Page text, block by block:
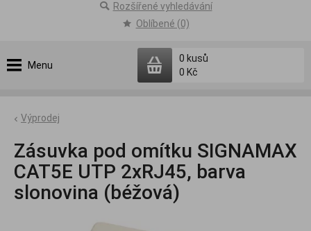
Menu
0 kusů
0 Kč
Rozšířené vyhledávání
Oblíbené (0)
Výprodej
Zásuvka pod omítku SIGNAMAX
CAT5E UTP 2xRJ45, barva
slonovina (béžová)